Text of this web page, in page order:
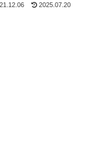
2025.07.20